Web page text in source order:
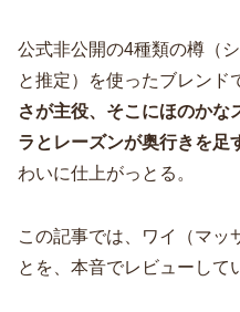
公式非公開の4種類の樽（
と推定）を使ったブレンド
さが主役、そこにほのかな
ラとレーズンが奥行きを足
わいに仕上がっとる。
この記事では、ワイ（マッ
とを、本音でレビューして